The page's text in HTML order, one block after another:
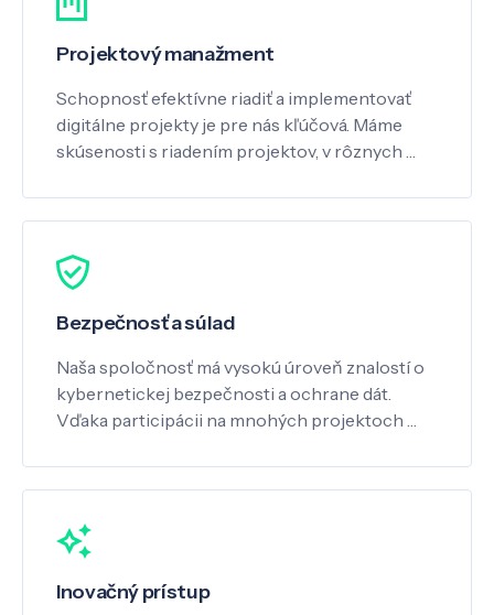
Projektový manažment
Schopnosť efektívne riadiť a implementovať
digitálne projekty je pre nás kľúčová. Máme
skúsenosti s riadením projektov, v rôznych …
Bezpečnosť a súlad
Naša spoločnosť má vysokú úroveň znalostí o
kybernetickej bezpečnosti a ochrane dát.
Vďaka participácii na mnohých projektoch …
Inovačný prístup